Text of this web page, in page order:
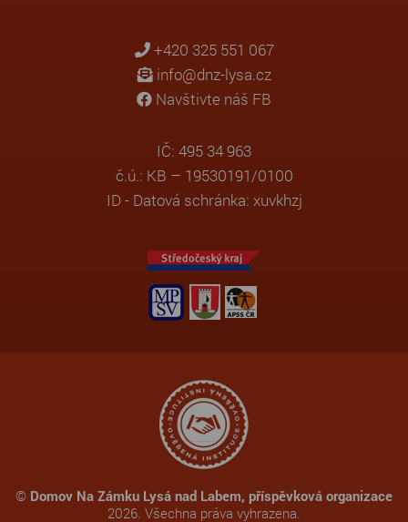
+420 325 551 067
info@dnz-lysa.cz
Navštivte náš FB
IČ: 495 34 963
č.ú.: KB – 19530191/0100
ID - Datová schránka: xuvkhzj
© Domov Na Zámku Lysá nad Labem, příspěvková organizace
2026. Všechna práva vyhrazena.